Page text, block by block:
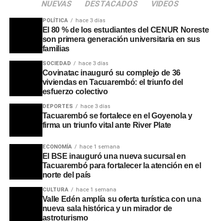
NUEVAS DESTACADOS VIDEOS
POLÍTICA hace 3 días
El 80 % de los estudiantes del CENUR Noreste
son primera generación universitaria en sus
familias
SOCIEDAD hace 3 días
Covinatac inauguró su complejo de 36
viviendas en Tacuarembó: el triunfo del
esfuerzo colectivo
DEPORTES hace 3 días
Tacuarembó se fortalece en el Goyenola y
firma un triunfo vital ante River Plate
ECONOMÍA hace 1 semana
El BSE inauguró una nueva sucursal en
Tacuarembó para fortalecer la atención en el
norte del país
CULTURA hace 1 semana
Valle Edén amplía su oferta turística con una
nueva sala histórica y un mirador de
astroturismo